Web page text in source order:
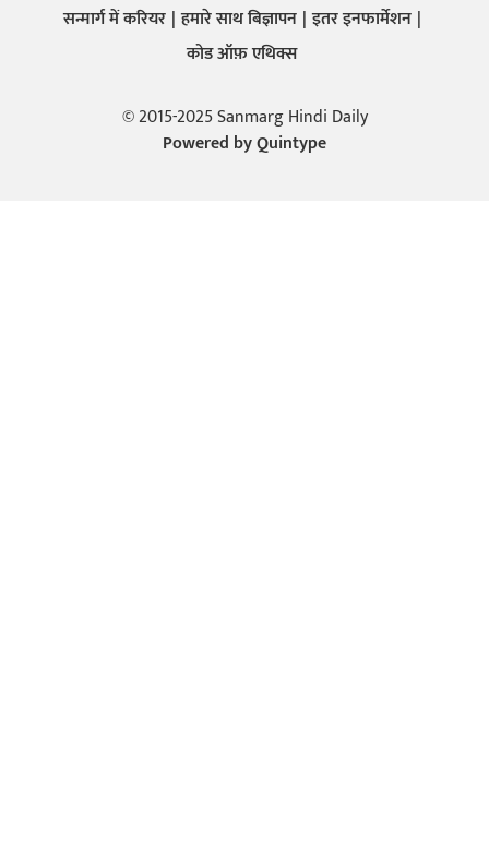
सन्मार्ग में करियर हमारे साथ बिज्ञापन इतर इनफार्मेशन
कोड ऑफ़ एथिक्स
© 2015-2025 Sanmarg Hindi Daily
Powered byQuintype